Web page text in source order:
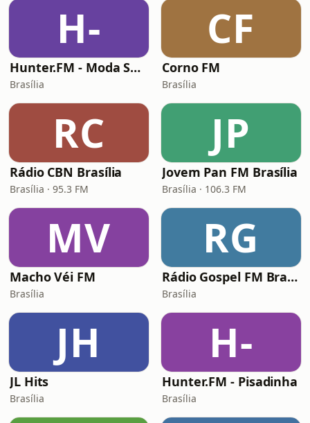
H-
Hunter.FM - Moda Sertaneja
Brasília
CF
Corno FM
Brasília
RC
Rádio CBN Brasília
Brasília · 95.3 FM
JP
Jovem Pan FM Brasília
Brasília · 106.3 FM
MV
Macho Véi FM
Brasília
RG
Rádio Gospel FM Brasília
Brasília
JH
JL Hits
Brasília
H-
Hunter.FM - Pisadinha
Brasília